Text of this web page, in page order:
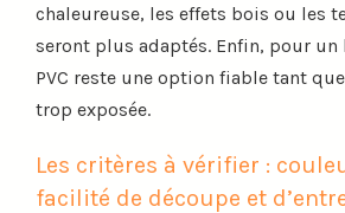
chaleureuse, les effets bois ou les
seront plus adaptés. Enfin, pour
PVC reste une option fiable tant
trop exposée.
Les critères à vérifier :
facilité de découpe et